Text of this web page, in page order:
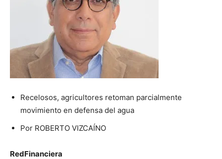
Recelosos, agricultores retoman parcialmente
movimiento en defensa del agua
Por ROBERTO VIZCAÍNO
RedFinanciera